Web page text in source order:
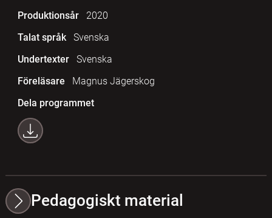
Produktionsår
2020
Talat språk
Svenska
Undertexter
Svenska
Föreläsare
Magnus Jägerskog
Dela programmet
Pedagogiskt material